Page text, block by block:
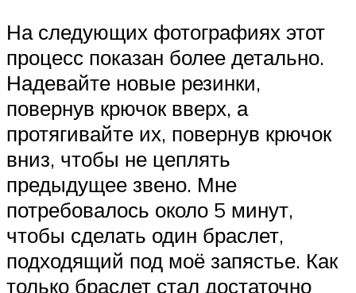
На следующих фотографиях этот
процесс показан более детально.
Надевайте новые резинки,
повернув крючок вверх, а
протягивайте их, повернув крючок
вниз, чтобы не цеплять
предыдущее звено. Мне
потребовалось около 5 минут,
чтобы сделать один браслет,
подходящий под моё запястье. Как
только браслет стал достаточно